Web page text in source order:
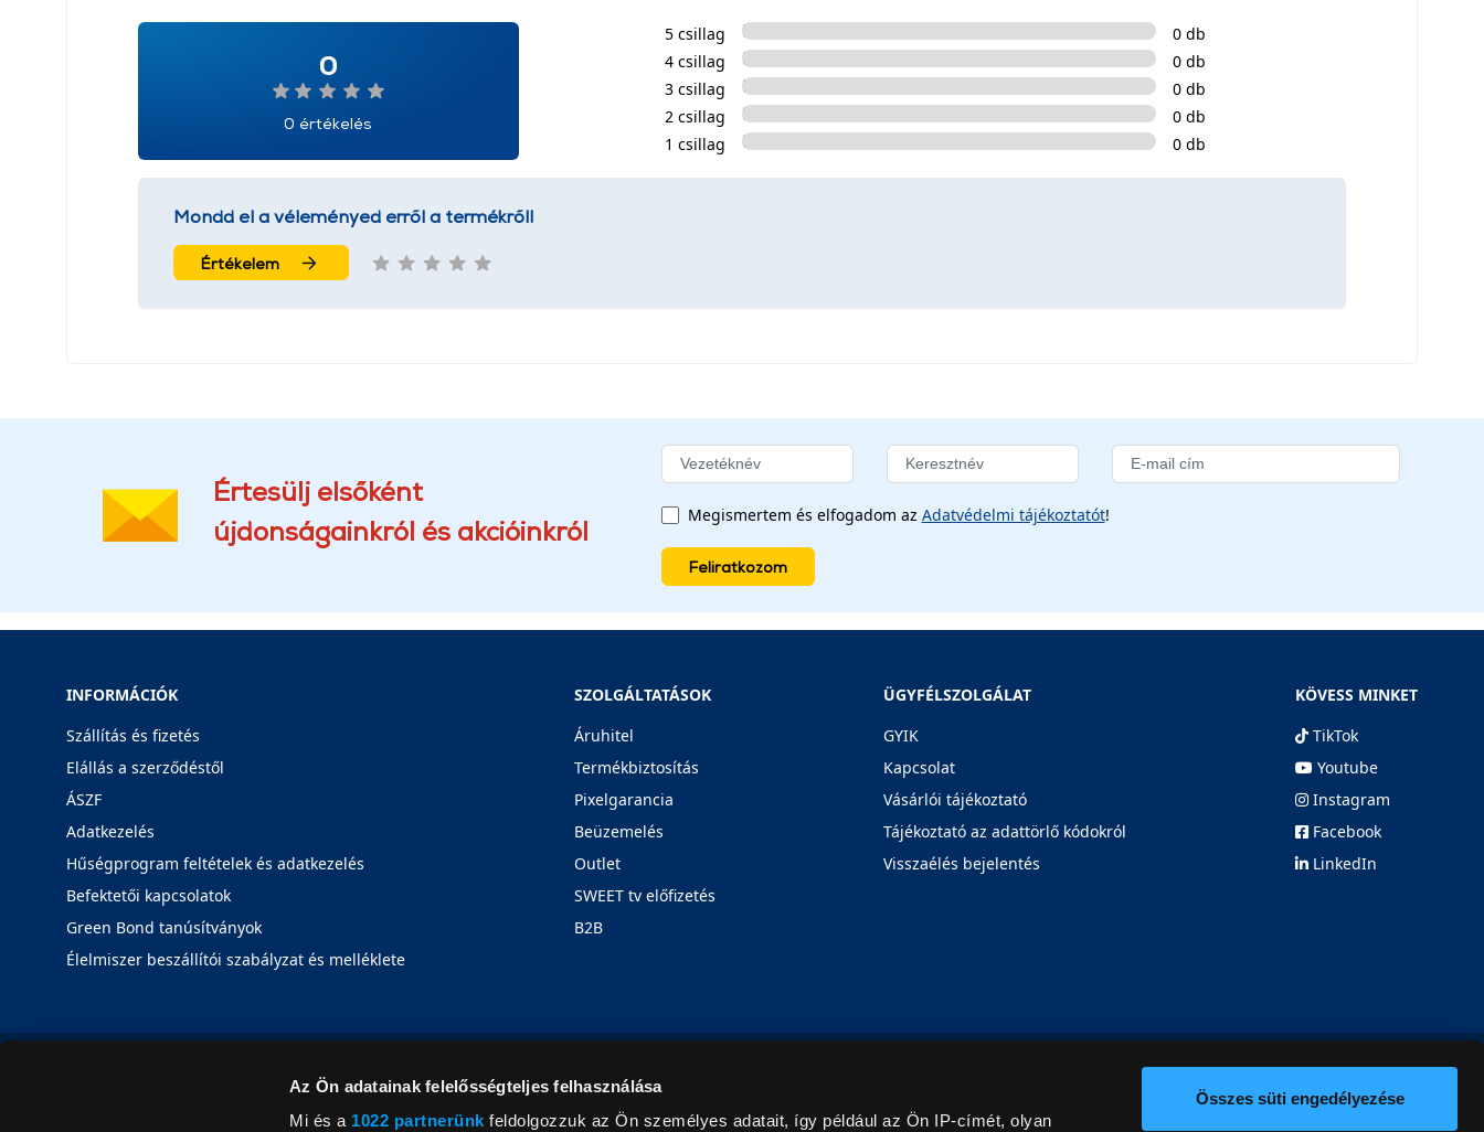
Az Ön adatainak felelősségteljes felhasználása
Mi és a 1022 partnerünk feldolgozzuk az Ön személyes adatait, így például az Ön IP-címét, olyan
Összes süti engedélyezése
0
0 értékelés
5 csillag
0 db
4 csillag
0 db
3 csillag
0 db
2 csillag
0 db
1 csillag
0 db
Mondd el a véleményed erről a termékről!
Értékelem
Értesülj elsőként
újdonságainkról és akcióinkról
Megismertem és elfogadom az Adatvédelmi tájékoztatót!
Feliratkozom
INFORMÁCIÓK
Szállítás és fizetés
Elállás a szerződéstől
ÁSZF
Adatkezelés
Hűségprogram feltételek és adatkezelés
Befektetői kapcsolatok
Green Bond tanúsítványok
Élelmiszer beszállítói szabályzat és melléklete
SZOLGÁLTATÁSOK
Áruhitel
Termékbiztosítás
Pixelgarancia
Beüzemelés
Outlet
SWEET tv előfizetés
B2B
ÜGYFÉLSZOLGÁLAT
GYIK
Kapcsolat
Vásárlói tájékoztató
Tájékoztató az adattörlő kódokról
Visszaélés bejelentés
KÖVESS MINKET
TikTok
Youtube
Instagram
Facebook
LinkedIn